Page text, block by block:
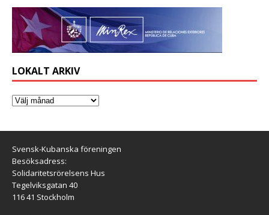
LOKALT ARKIV
Svensk-Kubanska föreningen
Besöksadress:
Solidaritetsrörelsens Hus
Tegelviksgatan 40
116 41 Stockholm